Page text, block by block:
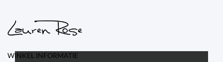
WINKEL INFORMATIE